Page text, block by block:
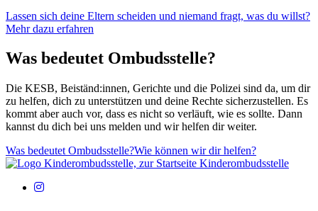
Lassen sich deine Eltern scheiden und niemand fragt, was du willst?
Mehr dazu erfahren
Was bedeutet Ombudsstelle?
Die KESB, Beiständ:innen, Gerichte und die Polizei sind da, um dir
zu helfen, dich zu unterstützen und deine Rechte sicherzustellen. Es
kommt aber auch vor, dass es nicht so verläuft, wie es sollte. Dann
kannst du dich bei uns melden und wir helfen dir weiter.
Was bedeutet Ombudsstelle?Wie können wir dir helfen?
Kinderombudsstelle